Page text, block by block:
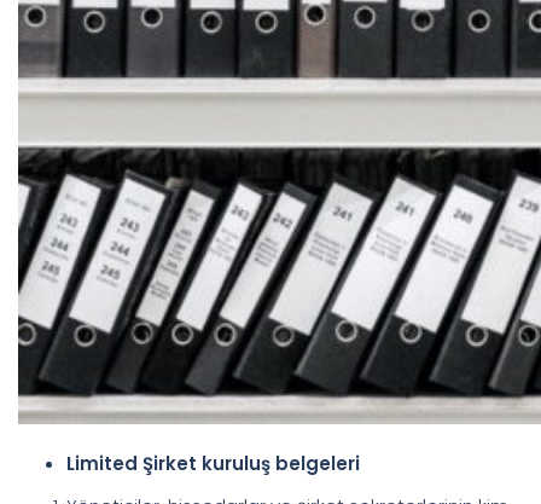
Limited Şirket kuruluş belgeleri